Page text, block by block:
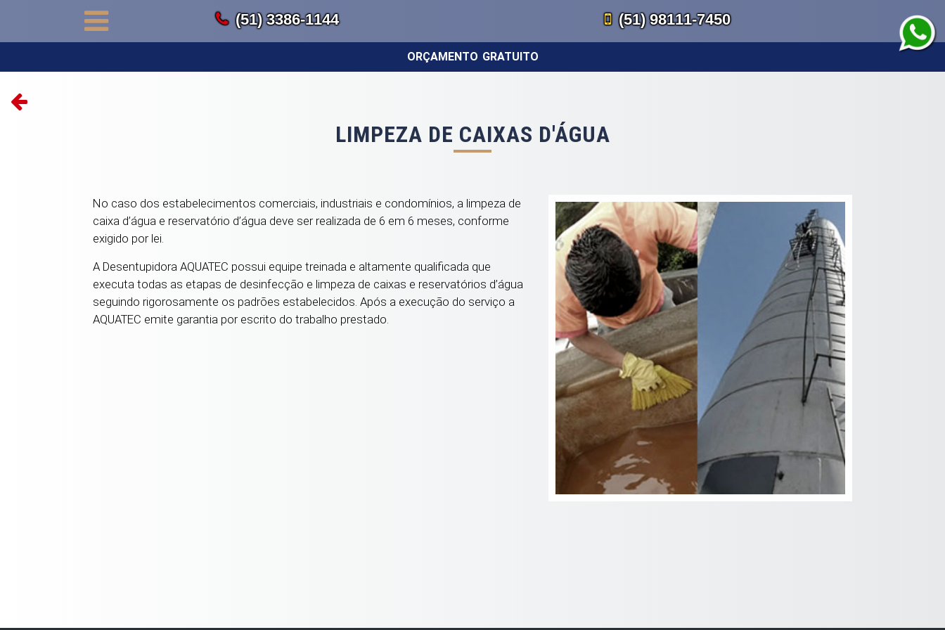
(51) 3386-1144 (51) 98111-7450
ORÇAMENTO GRATUITO
LIMPEZA DE CAIXAS D'ÁGUA
No caso dos estabelecimentos comerciais, industriais e condomínios, a limpeza de
caixa d’água e reservatório d’água deve ser realizada de 6 em 6 meses, conforme
exigido por lei.
A Desentupidora AQUATEC possui equipe treinada e altamente qualificada que
executa todas as etapas de desinfecção e limpeza de caixas e reservatórios d’água
seguindo rigorosamente os padrões estabelecidos. Após a execução do serviço a
AQUATEC emite garantia por escrito do trabalho prestado.